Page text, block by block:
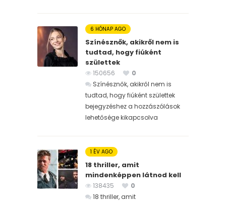
6 HÓNAP AGO
Színésznők, akikről nem is
tudtad, hogy fiúként
születtek
150656
0
Színésznők, akikről nem is
tudtad, hogy fiúként születtek
bejegyzéshez a hozzászólások
lehetősége kikapcsolva
1 ÉV AGO
18 thriller, amit
mindenképpen látnod kell
138435
0
18 thriller, amit